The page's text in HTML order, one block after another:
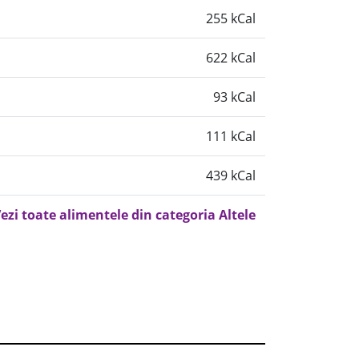
255 kCal
622 kCal
93 kCal
111 kCal
439 kCal
toate alimentele din categoria Altele